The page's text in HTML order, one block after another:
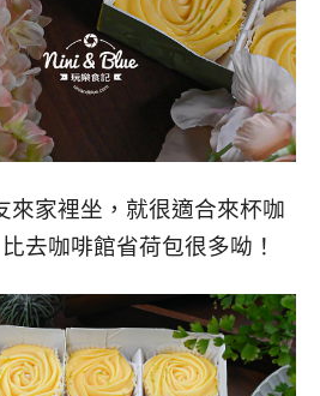
來家裡坐，就很適合來杯咖
去咖啡館省荷包很多呦！